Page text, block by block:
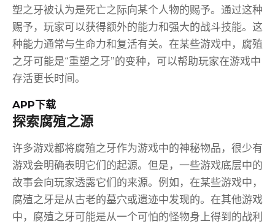
塑之牙被认为是死亡之际向某个人物的赐予。通过这种
赐予，玩家可以获得额外的能力和强大的战斗技能。这
种能力通常与生命力和复活有关。在某些游戏中，腐殖
之牙可能是“重塑之牙”的变种，可以帮助玩家在游戏中
存活更长时间。
APP下载
探索腐殖之源
许多游戏都将腐殖之牙作为游戏中的神秘物品，很少有
游戏会明确表明它们的起源。但是，一些游戏底层中的
故事会向玩家透露它们的来源。例如，在某些游戏中，
腐殖之牙是从古老的墓穴或遗迹中发现的。在其他游戏
中，腐殖之牙可能是从一个可怕的怪物身上得到的战利